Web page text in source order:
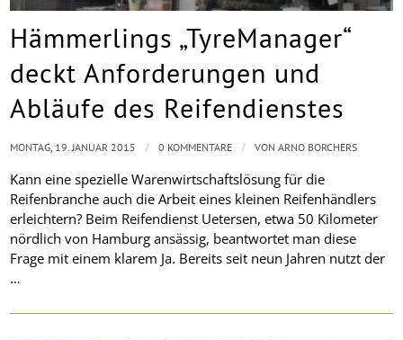
Hämmerlings „TyreManager“
deckt Anforderungen und
Abläufe des Reifendienstes
Kann eine spezielle Warenwirtschaftslösung für die
Reifenbranche auch die Arbeit eines kleinen Reifenhändlers
erleichtern? Beim Reifendienst Uetersen, etwa 50 Kilometer
nördlich von Hamburg ansässig, beantwortet man diese
Frage mit einem klarem Ja. Bereits seit neun Jahren nutzt der
…
MONTAG, 19. JANUAR 2015 / 0 KOMMENTARE / VONARNO BORCHERS